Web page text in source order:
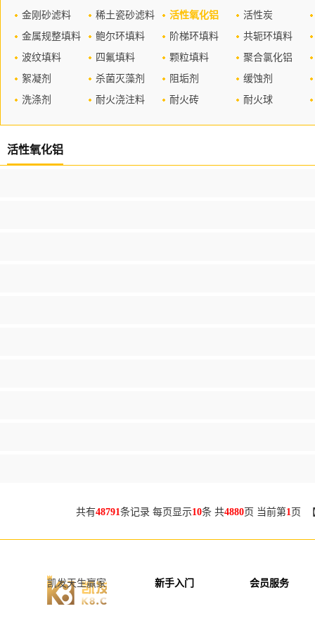
金刚砂滤料
稀土瓷砂滤料 活性氧化铝
活性炭
金属规整填料
鲍尔环填料 阶梯环填料
共轭环填料
波纹填料
四氟填料 颗粒填料
聚合氯化铝
絮凝剂
杀菌灭藻剂 阻垢剂
缓蚀剂
洗涤剂
耐火浇注料 耐火砖 耐火球
活性氧化铝
共有48791条记录 每页显示10条 共4880页 当前第1页
凯发天生赢家 新手入门 会员服务